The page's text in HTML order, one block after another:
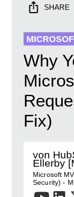
SHARE
Why
Fix)
von
Ellerby
Microsoft
Security) -